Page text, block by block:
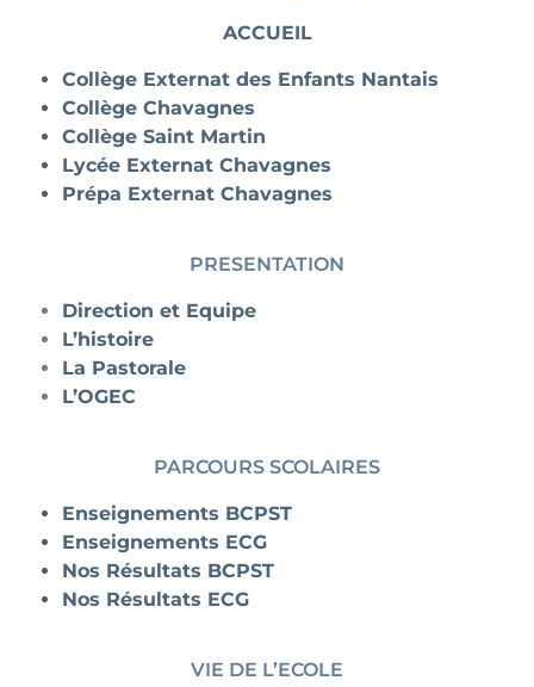
ACCUEIL
Collège Externat des Enfants Nantais
Collège Chavagnes
Collège Saint Martin
Lycée Externat Chavagnes
Prépa Externat Chavagnes
PRESENTATION
Direction et Equipe
L’histoire
La Pastorale
L’OGEC
PARCOURS SCOLAIRES
Enseignements BCPST
Enseignements ECG
Nos Résultats BCPST
Nos Résultats ECG
VIE DE L’ECOLE